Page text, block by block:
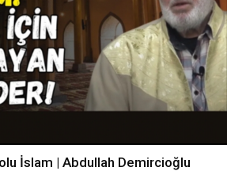
İslam | Abdullah Demircioğlu